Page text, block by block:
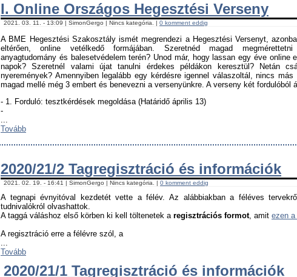
I. Online Országos Hegesztési Verseny
2021. 03. 11. - 13:09 | SimonGergo | Nincs kategória. | 0 komment eddig
A BME Hegesztési Szakosztály ismét megrendezi a Hegesztési Versenyt,
eltérően, online vetélkedő formájában. Szeretnéd magad megmérettetni
anyagtudomány és balesetvédelem terén? Unod már, hogy lassan egy éve online
napok? Szeretnél valami újat tanulni érdekes példákon keresztül? Netán
nyeremények? Amennyiben legalább egy kérdésre igennel válaszoltál, nincs
magad mellé még 3 embert és benevezni a versenyünkre. A verseny két fordulóból
- 1. Forduló: tesztkérdések megoldása (Határidő április 13)
-
...
Tovább
2020/21/2 Tagregisztráció és információk
2021. 02. 19. - 16:41 | SimonGergo | Nincs kategória. | 0 komment eddig
A tegnapi évnyitóval kezdetét vette a félév. Az alábbiakban a féléves
tudnivalókról olvashattok.
A taggá váláshoz első körben ki kell töltenetek a regisztrációs formot, amit ezen
A regisztráció erre a félévre szól, a
...
Tovább
2020/21/1 Tagregisztráció és információk